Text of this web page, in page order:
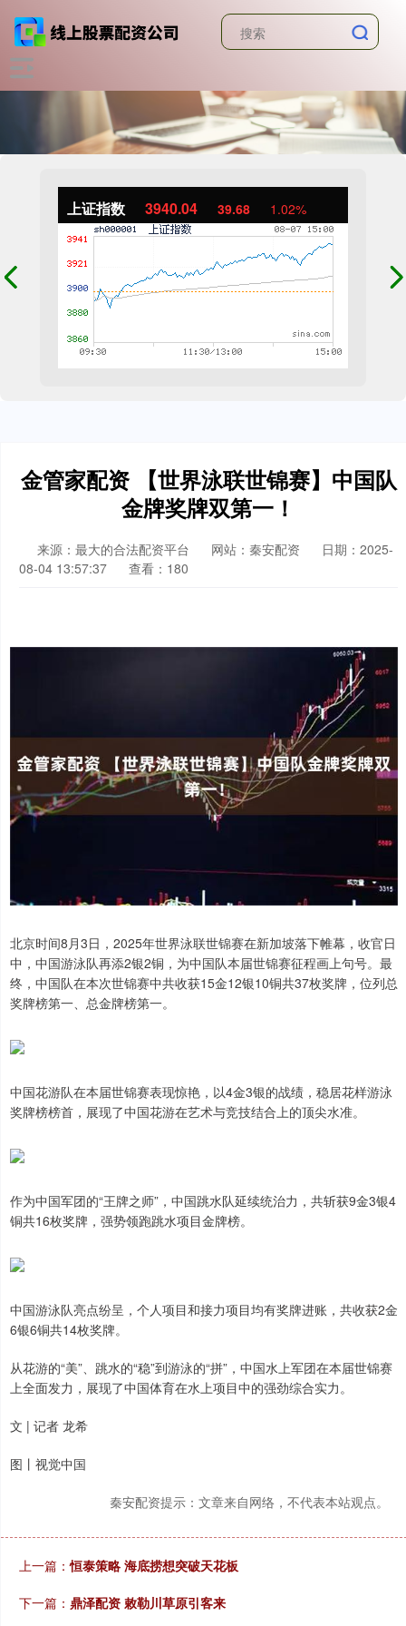
上证指数 3940.04 39.68 1.02%
金管家配资 【世界泳联世锦赛】中国队
金牌奖牌双第一！
来源：最大的合法配资平台 网站：秦安配资
日期：2025-
08-04 13:57:37
查看：180
北京时间8月3日，2025年世界泳联世锦赛在新加坡落下帷幕，收官日
中，中国游泳队再添2银2铜，为中国队本届世锦赛征程画上句号。最
终，中国队在本次世锦赛中共收获15金12银10铜共37枚奖牌，位列总
奖牌榜第一、总金牌榜第一。
中国花游队在本届世锦赛表现惊艳，以4金3银的战绩，稳居花样游泳
奖牌榜榜首，展现了中国花游在艺术与竞技结合上的顶尖水准。
作为中国军团的“王牌之师”，中国跳水队延续统治力，共斩获9金3银4
铜共16枚奖牌，强势领跑跳水项目金牌榜。
中国游泳队亮点纷呈，个人项目和接力项目均有奖牌进账，共收获2金
6银6铜共14枚奖牌。
从花游的“美”、跳水的“稳”到游泳的“拼”，中国水上军团在本届世锦赛
上全面发力，展现了中国体育在水上项目中的强劲综合实力。
文 | 记者 龙希
图丨视觉中国
秦安配资提示：文章来自网络，不代表本站观点。
上一篇：恒泰策略 海底捞想突破天花板
下一篇： 鼎泽配资 敕勒川草原引客来